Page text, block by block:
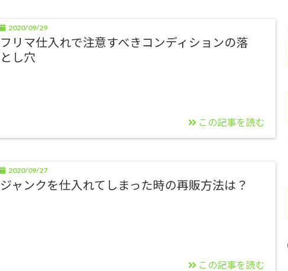
2020/09/29
フリマ仕入れで注意すべきコンディションの落
とし穴
この記事を読む
2020/09/27
ジャンクを仕入れてしまった時の再販方法は？
この記事を読む